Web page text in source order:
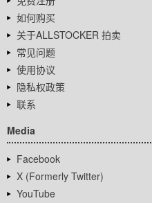
如何购买
关于ALLSTOCKER 拍卖
常见问题
使用协议
隐私权政策
联系
Media
Facebook
X (Formerly Twitter)
YouTube